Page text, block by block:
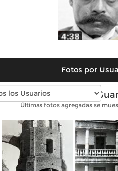
Fotos por
Fotos antiguas de
Últimas fotos agregadas se